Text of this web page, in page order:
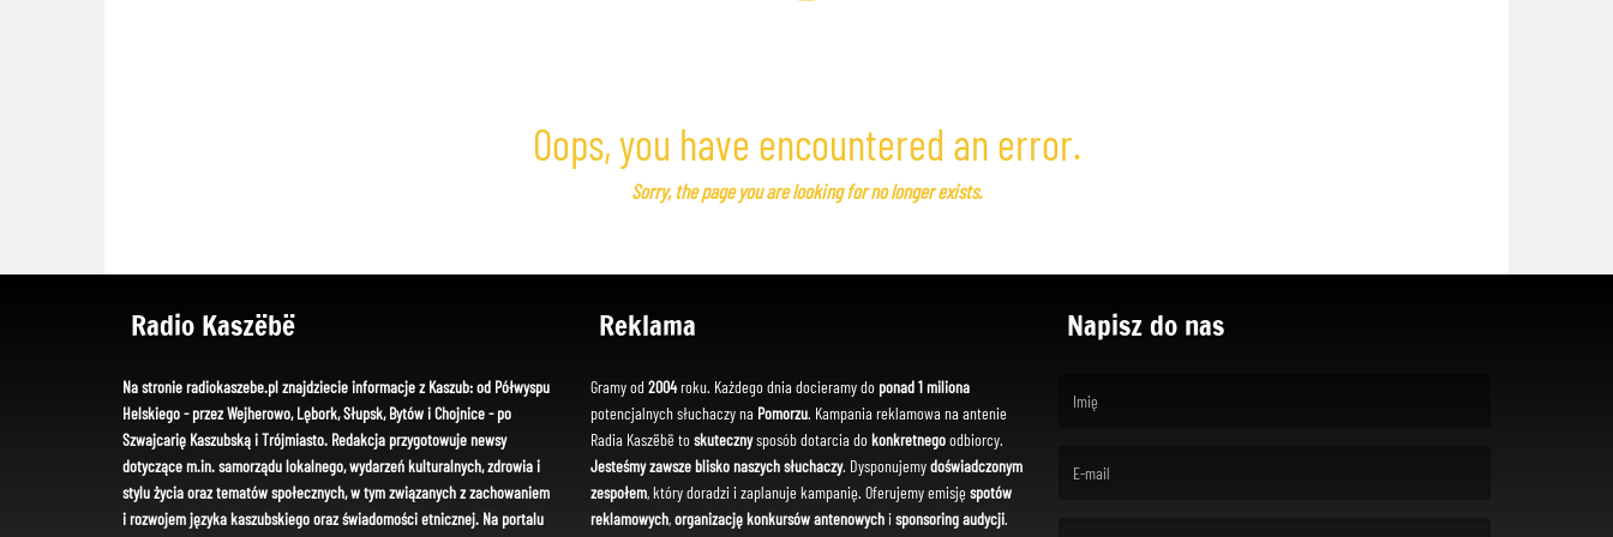
Oops, you have encountered an error.
Sorry, the page you are looking for no longer exists.
Radio Kaszëbë
Na stronie radiokaszebe.pl znajdziecie informacje z Kaszub: od Półwyspu
Helskiego - przez Wejherowo, Lębork, Słupsk, Bytów i Chojnice - po
Szwajcarię Kaszubską i Trójmiasto. Redakcja przygotowuje newsy
dotyczące m.in. samorządu lokalnego, wydarzeń kulturalnych, zdrowia i
stylu życia oraz tematów społecznych, w tym związanych z zachowaniem
i rozwojem języka kaszubskiego oraz świadomości etnicznej. Na portalu
Reklama
Gramy od 2004roku. Każdego dnia docieramy do ponad 1 miliona
potencjalnych słuchaczy na Pomorzu. Kampania reklamowa na antenie
Radia Kaszëbë toskutecznysposób dotarcia dokonkretnegoodbiorcy.
Jesteśmy zawsze blisko naszych słuchaczy. Dysponujemydoświadczonym
zespołem, który doradzi i zaplanuje kampanię. Oferujemy emisję spotów
reklamowych,organizację konkursów antenowychi sponsoring audycji.
Napisz do nas